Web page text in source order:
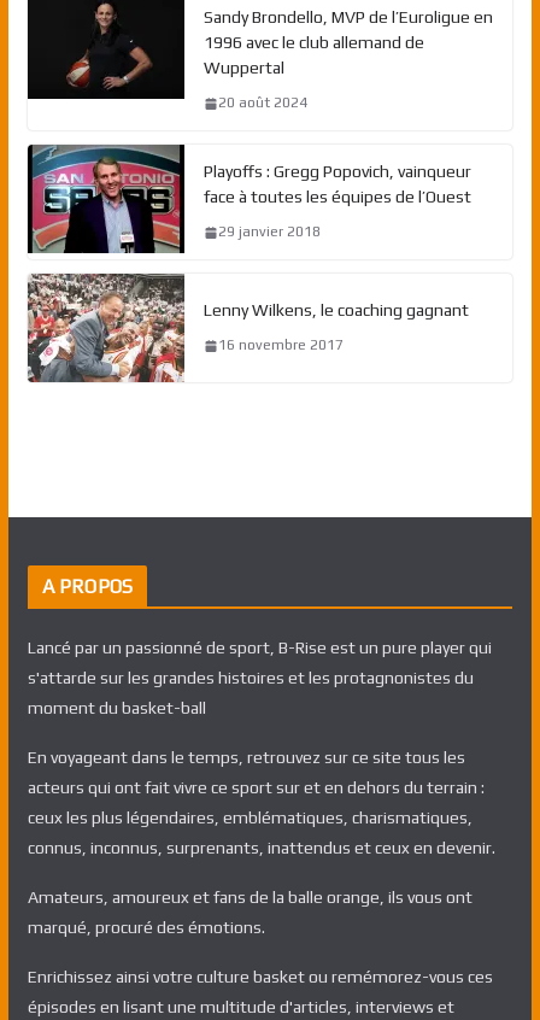
Sandy Brondello, MVP de l’Euroligue en
1996 avec le club allemand de
Wuppertal
20 août 2024
Playoffs : Gregg Popovich, vainqueur
face à toutes les équipes de l’Ouest
29 janvier 2018
Lenny Wilkens, le coaching gagnant
16 novembre 2017
A PROPOS
Lancé par un passionné de sport, B-Rise est un pure player qui
s'attarde sur les grandes histoires et les protagnonistes du
moment du basket-ball
En voyageant dans le temps, retrouvez sur ce site tous les
acteurs qui ont fait vivre ce sport sur et en dehors du terrain :
ceux les plus légendaires, emblématiques, charismatiques,
connus, inconnus, surprenants, inattendus et ceux en devenir.
Amateurs, amoureux et fans de la balle orange, ils vous ont
marqué, procuré des émotions.
Enrichissez ainsi votre culture basket ou remémorez-vous ces
épisodes en lisant une multitude d'articles, interviews et